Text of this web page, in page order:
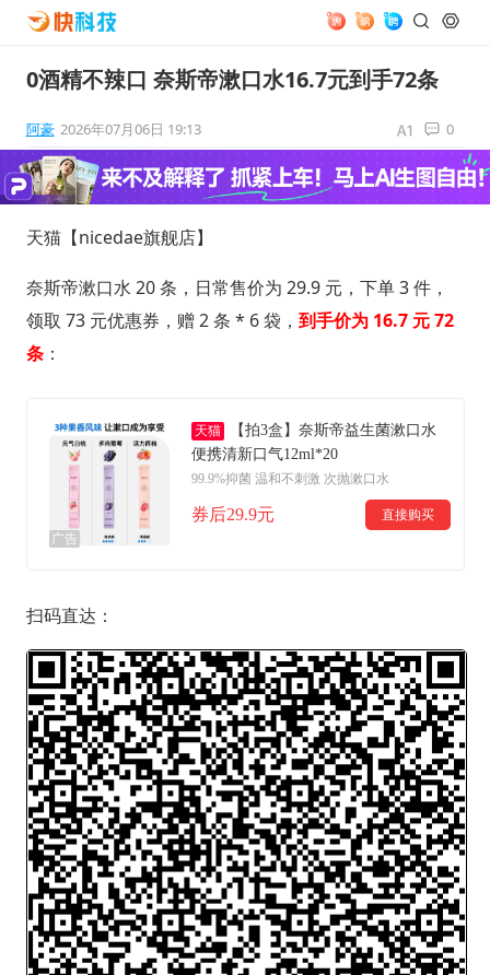
0酒精不辣口 奈斯帝漱口水16.7元到手72条
阿豪 2026年07月06日 19:13 0
天猫【nicedae旗舰店】
奈斯帝漱口水 20 条，日常售价为 29.9 元，下单 3 件，
领取 73 元优惠券，赠 2 条 * 6 袋， 到手价为 16.7 元 72
条：
广告
天猫
【拍3盒】奈斯帝益生菌漱口水
便携清新口气12ml*20
99.9%抑菌 温和不刺激 次抛漱口水
券后29.9元 直接购买
扫码直达：